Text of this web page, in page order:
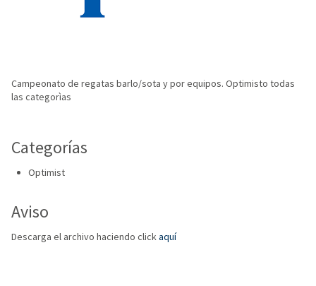
Campeonato de regatas barlo/sota y por equipos. Optimisto todas
las categorìas
Categorías
Optimist
Aviso
Descarga el archivo haciendo clickaquí